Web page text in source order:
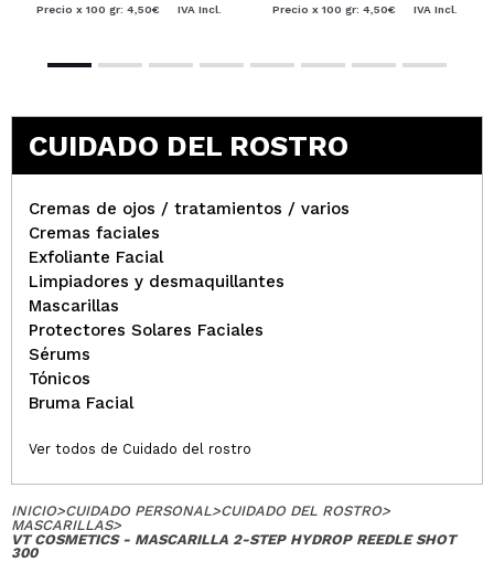
Precio x 100 gr: 4,50€ IVA Incl. Precio x 100 gr: 4,50€ IVA Incl.
CUIDADO DEL ROSTRO
Cremas de ojos / tratamientos / varios
Cremas faciales
Exfoliante Facial
Limpiadores y desmaquillantes
Mascarillas
Protectores Solares Faciales
Sérums
Tónicos
Bruma Facial
Ver todos de Cuidado del rostro
INICIO>CUIDADO PERSONAL>CUIDADO DEL ROSTRO>
MASCARILLAS>
VT COSMETICS - MASCARILLA 2-STEP HYDROP REEDLE SHOT
300